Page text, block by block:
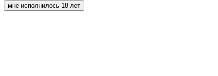
мне исполнилось 18 лет